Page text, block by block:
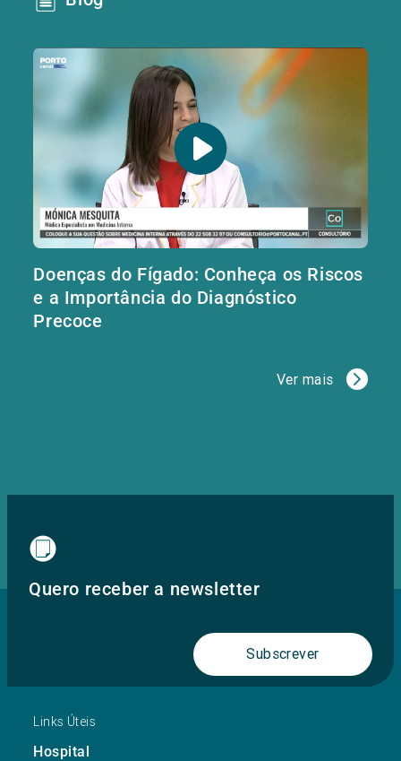
Doenças do Fígado: Conheça os Riscos
e a Importância do Diagnóstico
Precoce
Ver mais
Quero receber a newsletter
Subscrever
Links Úteis
Hospital